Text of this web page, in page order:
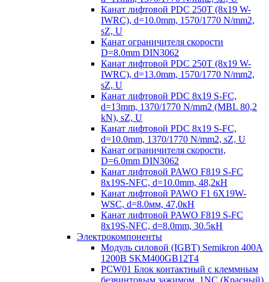
Канат лифтовой PDC 250T (8x19 W-
IWRC), d=10.0mm, 1570/1770 N/mm2,
sZ, U
Канат ограничителя скорости
D=8.0mm DIN3062
Канат лифтовой PDC 250T (8x19 W-
IWRC), d=13.0mm, 1570/1770 N/mm2,
sZ, U
Канат лифтовой PDC 8х19 S-FC,
d=13mm, 1370/1770 N/mm2 (MBL 80,2
kN), sZ, U
Канат лифтовой PDC 8x19 S-FC,
d=10.0mm, 1370/1770 N/mm2, sZ, U
Канат ограничителя скорости,
D=6.0mm DIN3062
Канат лифтовой PAWO F819 S-FC
8х19S-NFC, d=10.0mm, 48,2кН
Канат лифтовой PAWO F1 6X19W-
WSC, d=8.0мм, 47,0кН
Канат лифтовой PAWO F819 S-FC
8х19S-NFC, d=8.0mm, 30.5кН
Электрокомпоненты
Модуль силовой (IGBT) Semikron 400А
1200В SKM400GB12T4
PCW01 Блок контактный с клеммным
безвинтовым зажимом, 1NC (Красный)